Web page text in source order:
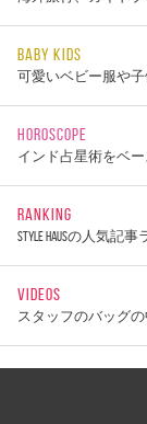
BABY KIDS
可愛いベビー服や
HOROSCOPE
インド占星術をベー
RANKING
STYLE HAUSの人気記
VIDEOS
スタッフのバッグ